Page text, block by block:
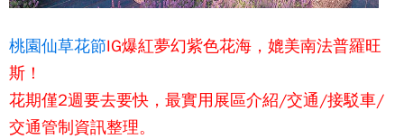
桃園仙草花節IG爆紅夢幻紫色花海，媲美南法普羅旺
斯！
花期僅2週要去要快，最實用展區介紹/交通/接駁車/
交通管制資訊整理。